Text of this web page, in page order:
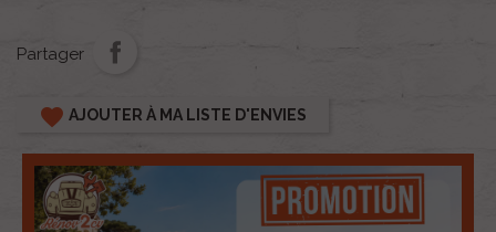
Partager
favorite AJOUTER À MA LISTE D'ENVIES